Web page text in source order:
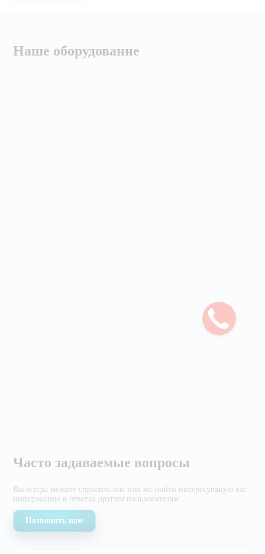
Наше оборудование
Часто задаваемые вопросы
Вы всегда можете спросить нас или же найти интересующую вас
информацию в ответах другим пользователям
Позвонить нам